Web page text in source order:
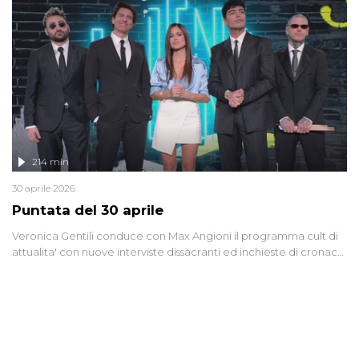
Anche se l'Italia non è direttamente coinvolta in conflitti armati, il
contesto globale rende impossibile considerarla un fenomeno
lontano.
Puntata del 30 aprile
214 min
30 aprile 2026
Veronica Gentili conduce con Max Angioni il programma cult di
attualita' con nuove interviste dissacranti ed inchieste di cronaca